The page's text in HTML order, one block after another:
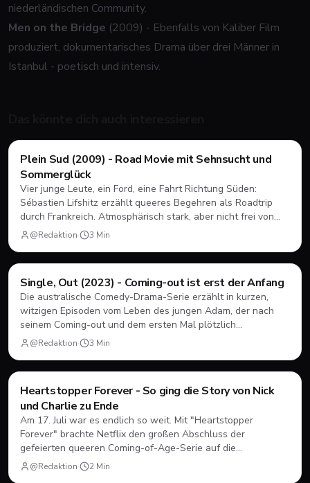
niederländischen Community.
Men on the Bridge (2009) - Ebenfalls von Kaliber Film
produziert, dokumentarisches Drama über drei Männer in
Istanbul - poetisch und intensiv.
Filme & Serien
Plein Sud (2009) - Road Movie mit Sehnsucht und
Sommerglück
Vier junge Leute, ein Ford, eine Fahrt Richtung Süden:
Sébastien Lifshitz erzählt queeres Begehren als Roadtrip
durch Frankreich. Atmosphärisch stark, aber nicht frei von
Längen.
@Redaktion· 3 Min
Filme & Serien
Single, Out (2023) - Coming-out ist erst der Anfang
Die australische Comedy-Drama-Serie erzählt in kurzen,
witzigen Episoden vom Leben des jungen Adam, der nach
seinem Coming-out und dem ersten Mal plötzlich
herausfinden muss, wie Dating, Freundschaft und Familie
unter neuen Vorzeichen funktionieren.
@Redaktion· 3 Min
Filme & Serien
Heartstopper Forever - So ging die Story von Nick
und Charlie zu Ende
Am 17. Juli war es endlich so weit. Mit "Heartstopper
Forever" brachte Netflix den großen Abschluss der
gefeierten queeren Coming-of-Age-Serie auf die
Bildschirme. Statt einer vierten Staffel gab es diesmal einen
abendfüllenden Spielfilm. Wir blicken zurück, wie sich Nick
@Redaktion· 2 Min